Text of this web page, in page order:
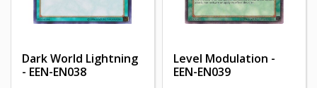
Dark World Lightning
- EEN-EN038
Level Modulation -
EEN-EN039